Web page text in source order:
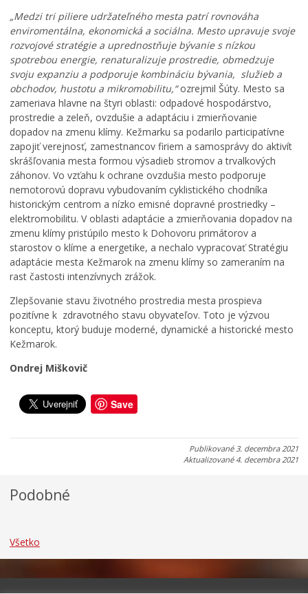
„Medzi tri piliere udržateľného mesta patrí rovnováha
enviromentálna, ekonomická a sociálna. Mesto upravuje svoje
rozvojové stratégie a uprednostňuje bývanie s nízkou
spotrebou energie, renaturalizuje prostredie, obmedzuje
svoju expanziu a podporuje kombináciu bývania, služieb a
obchodov, hustotu a mikromobilitu,“ozrejmil Šúty. Mesto sa
zameriava hlavne na štyri oblasti: odpadové hospodárstvo,
prostredie a zeleň, ovzdušie a adaptáciu i zmierňovanie
dopadov na zmenu klímy. Kežmarku sa podarilo participatívne
zapojiť verejnosť, zamestnancov firiem a samosprávy do aktivít
skrášľovania mesta formou výsadieb stromov a trvalkových
záhonov. Vo vzťahu k ochrane ovzdušia mesto podporuje
nemotorovú dopravu vybudovaním cyklistického chodníka
historickým centrom a nízko emisné dopravné prostriedky –
elektromobilitu. V oblasti adaptácie a zmierňovania dopadov na
zmenu klímy pristúpilo mesto k Dohovoru primátorov a
starostov o klíme a energetike, a nechalo vypracovať Stratégiu
adaptácie mesta Kežmarok na zmenu klímy so zameraním na
rast častosti intenzívnych zrážok.
Zlepšovanie stavu životného prostredia mesta prospieva
pozitívne k zdravotného stavu obyvateľov. Toto je výzvou
konceptu, ktorý buduje moderné, dynamické a historické mesto
Kežmarok.
Ondrej Miškovič
Save
Publikované3. decembra 2021
Aktualizované 4. decembra 2021
Podobné
k
u
m
e
n
í
p
r
e
v
á
d
z
k
o
v
ý
p
o
r
a
d
o
k
0
.
0
.
6
u
,
k
a
t
a
s
t
e
r
p
r
e
p
í
s
a
l
h
r
n
i
c
u
0
.
0
.
6
s
v
ä
t
e
j
š
e
j
T
r
o
j
i
c
e
v
K
e
ž
m
a
r
k
u
0
.
0
.
6
Všetko